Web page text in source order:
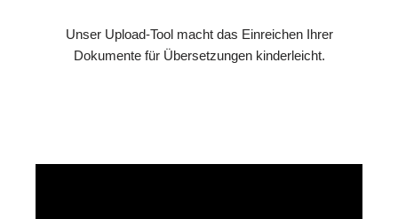
Unser Upload-Tool macht das Einreichen Ihrer
Dokumente für Übersetzungen kinderleicht.